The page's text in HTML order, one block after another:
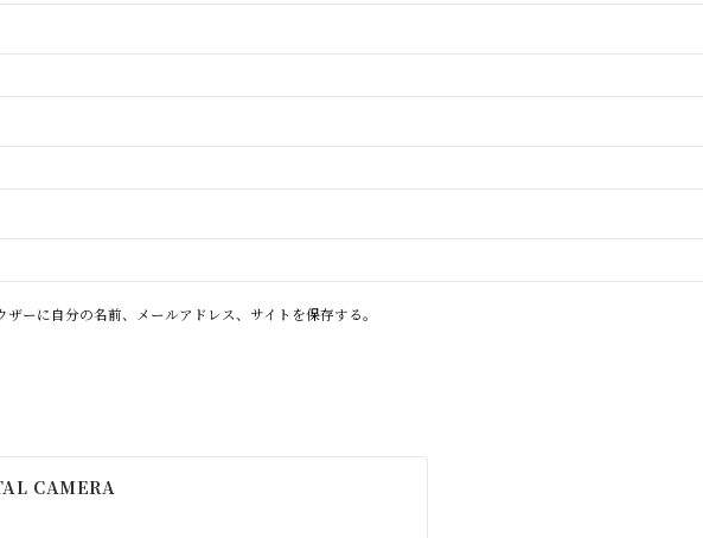
ーに自分の名前、メールアドレス、サイトを保存する。
CAMERA